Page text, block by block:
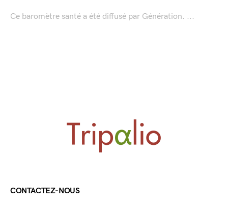
Ce baromètre santé a été diffusé par Génération. ...
CONTACTEZ-NOUS